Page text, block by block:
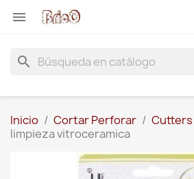

search
Inicio Cortar Perforar Cutters
limpieza vitroceramica